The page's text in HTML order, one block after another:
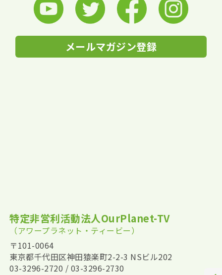
メールマガジン登録
特定非営利活動法人OurPlanet-TV
（アワープラネット・ティービー）
〒101-0064
東京都千代田区神田猿楽町2-2-3 NSビル202
03-3296-2720 / 03-3296-2730